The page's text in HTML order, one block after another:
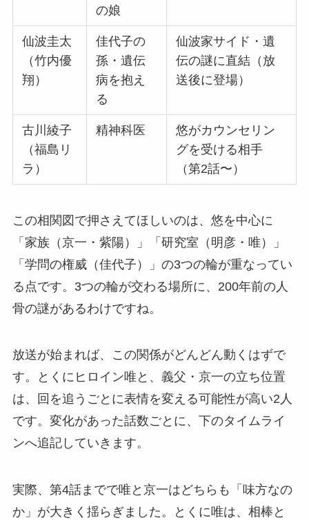
の娘
仙波圭太
（竹内優
翔）
佳代子の
孫・遺伝
病を抱え
る
仙波家サイド・遺
伝の謎に直結（放
送後に登場）
古川綾子
（福島リ
ラ）
精神科医
悠がカウンセリン
グを受ける相手
（第2話〜）
この相関図で押さえてほしいのは、悠を中心に
「家族（京一・紫陽）」「研究室（明彦・唯）」
「学問の権威（佳代子）」の3つの輪が重なってい
る点です。3つの輪が交わる場所に、200年前の人
骨の謎があるわけですね。
放送が始まれば、この関係がどんどん動くはずで
す。とくにヒロイン唯と、義父・京一の立ち位置
は、回を追うごとに表情を変える可能性が高い2人
です。変化があった話数ごとに、下のタイムライ
ンへ追記していきます。
実際、第4話までで唯と京一はどちらも「味方なの
か」が大きく揺らぎました。とくに唯は、相棒と